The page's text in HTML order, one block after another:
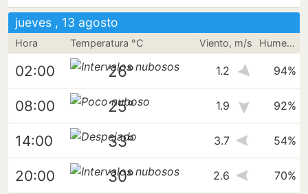
jueves , 13 agosto
Hora Temperatura °C Viento, m/s Humedad
02:00 26° 1.2 94%
08:00 25° 1.9 92%
14:00 33° 3.7 54%
20:00 30° 2.6 70%